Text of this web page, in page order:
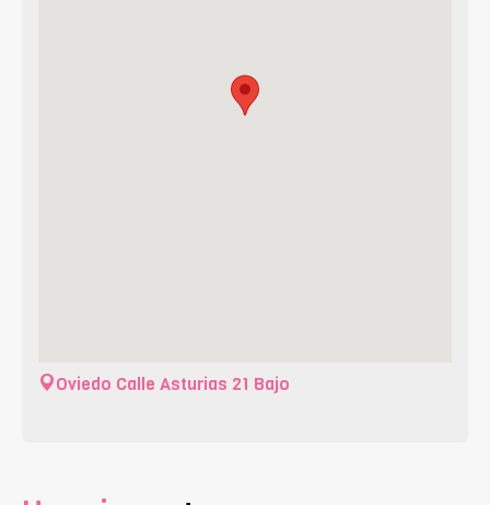
Oviedo Calle Asturias 21 Bajo